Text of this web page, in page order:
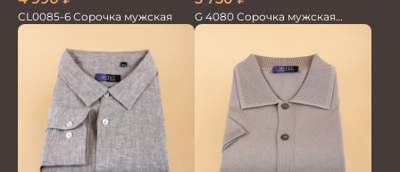
CL0085-6 Сорочка мужская
G 4080 Сорочка мужская
бежевый